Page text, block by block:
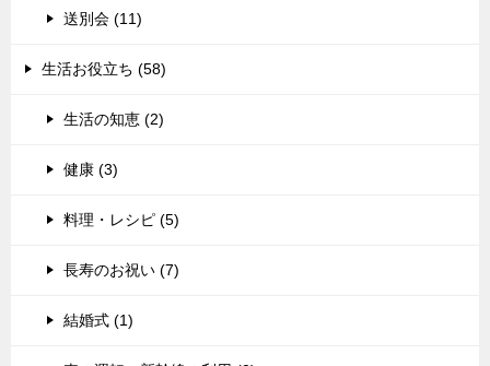
送別会 (11)
生活お役立ち (58)
生活の知恵 (2)
健康 (3)
料理・レシピ (5)
長寿のお祝い (7)
結婚式 (1)